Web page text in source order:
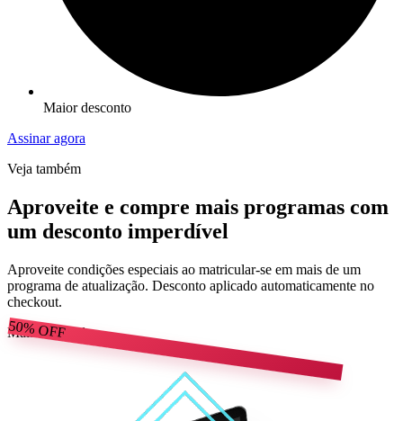
Maior desconto
Assinar agora
Veja também
Aproveite e compre mais programas com
um desconto imperdível
Aproveite condições especiais ao matricular-se em mais de um
programa de atualização. Desconto aplicado automaticamente no
checkout.
Mais escolhido
50%OFF